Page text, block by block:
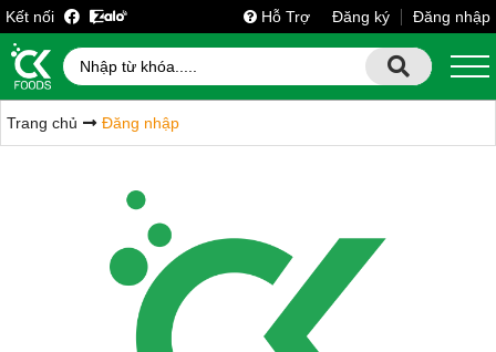
Kết nối Hỗ Trợ Đăng ký Đăng nhập
Trang chủ Đăng nhập